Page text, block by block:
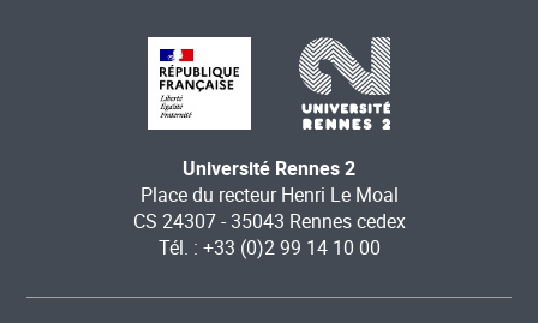
Université Rennes 2
Place du recteur Henri Le Moal
CS 24307 - 35043 Rennes cedex
Tél. : +33 (0)2 99 14 10 00